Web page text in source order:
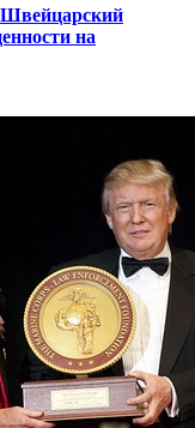
Швейцарский
на